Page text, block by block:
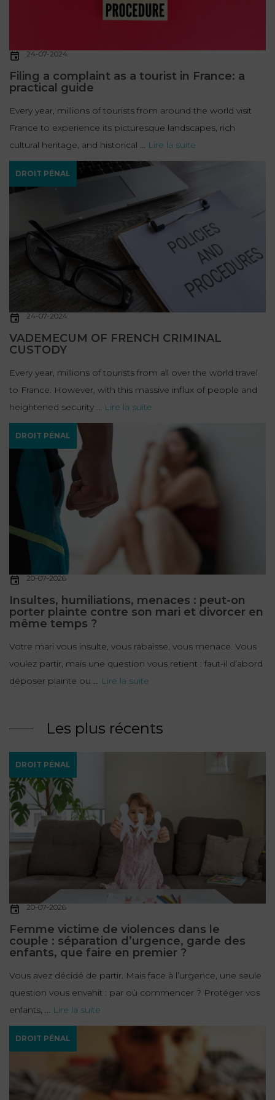
PRÉJUDICE
CORPOREL
ÉTRANGERS
DE
L’IMMIGRATION
DE
L’URBANISME
24-07-2024
Filing a complaint as a tourist in France: a
practical guide
Every year, millions of tourists from around the world visit
France to experience its picturesque landscapes, rich
cultural heritage, and historical ... Lire la suite
DROIT PÉNAL
24-07-2024
VADEMECUM OF FRENCH CRIMINAL
CUSTODY
Every year, millions of tourists from all over the world travel
to France. However, with this massive influx of people and
heightened security ... Lire la suite
DROIT PÉNAL
20-07-2026
Insultes, humiliations, menaces : peut-on
porter plainte contre son mari et divorcer en
même temps ?
Votre mari vous insulte, vous rabaisse, vous menace. Vous
voulez partir, mais une question vous retient : faut-il d’abord
déposer plainte ou ... Lire la suite
Les plus récents
DROIT PÉNAL
20-07-2026
Femme victime de violences dans le
couple : séparation d’urgence, garde des
enfants, que faire en premier ?
Vous avez décidé de partir. Mais face à l’urgence, une seule
question vous envahit : par où commencer ? Protéger vos
enfants, ... Lire la suite
DROIT PÉNAL